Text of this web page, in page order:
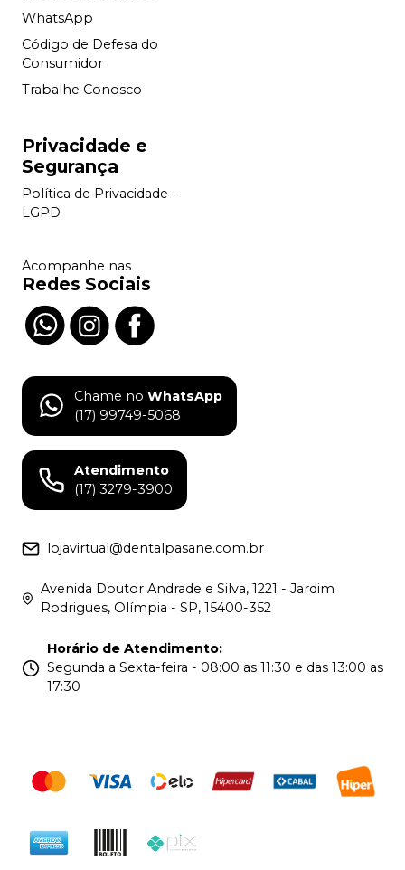
WhatsApp
Código de Defesa do
Consumidor
Trabalhe Conosco
Privacidade e
Segurança
Política de Privacidade -
LGPD
Acompanhe nas
Redes Sociais
Chame no WhatsApp
(17) 99749-5068
Atendimento
(17) 3279-3900
lojavirtual@dentalpasane.com.br
Avenida Doutor Andrade e Silva, 1221 - Jardim
Rodrigues, Olímpia - SP, 15400-352
Horário de Atendimento:
Segunda a Sexta-feira - 08:00 as 11:30 e das 13:00 as
17:30